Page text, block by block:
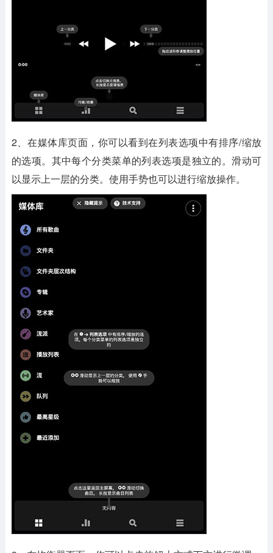
2、在媒体库页面，你可以看到在列表选项中有排序/缩放
的选项。其中每个分类菜单的列表选项是独立的。滑动可
以显示上一层的分类。使用手势也可以进行缩放操作。